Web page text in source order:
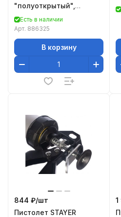
"полуоткрытый",
круглый шток 8 мм,
Heavy Duty// Sparta
Есть в наличии
Арт. 886325
В корзину
844 ₽/шт
Пистолет STAYER